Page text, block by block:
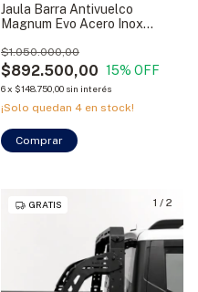
Jaula Barra Antivuelco
Magnum Evo Acero Inox
$892.500,00
$1.050.000,00
15% OFF
6x $148.750,00 sin interés
¡Solo quedan 4 en stock!
Comprar
1 / 2
GRATIS